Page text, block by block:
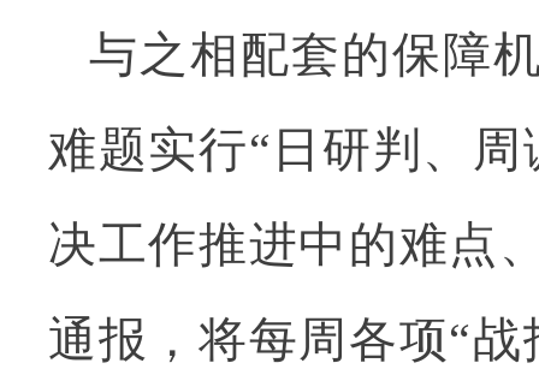
与之相配套的保障
难题实行“日研判、
决工作推进中的难点
通报，将每周各项“